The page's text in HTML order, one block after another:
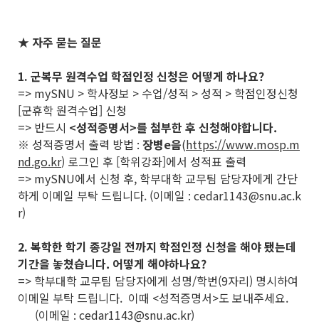
★ 자주 묻는 질문
1. 군복무 원격수업 학점인정 신청은 어떻게 하나요?
=> mySNU > 학사정보 > 수업/성적 > 성적 > 학점인정신청
[군휴학 원격수업] 신청
=> 반드시 <성적증명서>를 첨부한 후 신청해야합니다.
※ 성적증명서 출력 방법 : 장병e음(https://www.mosp.m
nd.go.kr) 로그인 후 [학위강좌]에서 성적표 출력
=> mySNU에서 신청 후, 학부대학 교무팀 담당자에게 간단
하게 이메일 부탁 드립니다. (이메일 : cedar1143@snu.ac.k
r)
2. 복학한 학기 종강일 전까지 학점인정 신청을 해야 됐는데
기간을 놓쳤습니다. 어떻게 해야하나요?
=> 학부대학 교무팀 담당자에게 성명/학번(9자리) 명시하여
이메일 부탁 드립니다. 이때 <성적증명서>도 보내주세요.
(이메일 : cedar1143@snu.ac.kr)